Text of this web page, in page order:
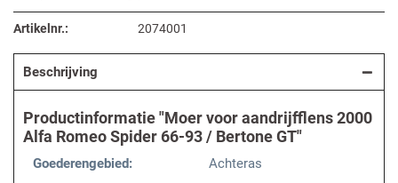
Artikelnr.: 2074001
Beschrijving
Productinformatie "Moer voor aandrijfflens 2000
Alfa Romeo Spider 66-93 / Bertone GT"
Goederengebied: Achteras